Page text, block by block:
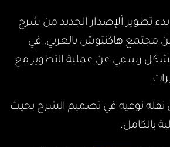
تطوير ألإصدار الجديد من شرح
مجتمع هاكنتوش بالعربي, في
بشكل رسمي عن عملية التطوير مع
نقله نوعيه في تصميم الشرح بحيث
بالكامل.